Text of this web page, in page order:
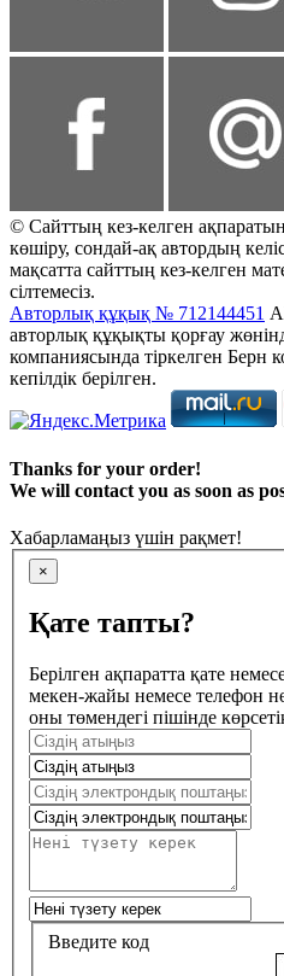
© Сайттың кез-келген
көшіру, сондай-ақ автордың
мақсатта сайттың кез-келген
сілтемесіз.
Авторлық құқық № 712144451
авторлық құқықты қорғау
компаниясында тіркелген Берн
кепілдік берілген.
Thanks for your order!
We will contact you as soon as
Хабарламаңыз үшін рақмет!
×
Қате тапты?
Берілген ақпаратта қате
мекен-жайы немесе телефон
оны төмендегі пішінде
Введите код